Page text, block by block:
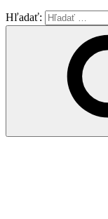
Hľadať: